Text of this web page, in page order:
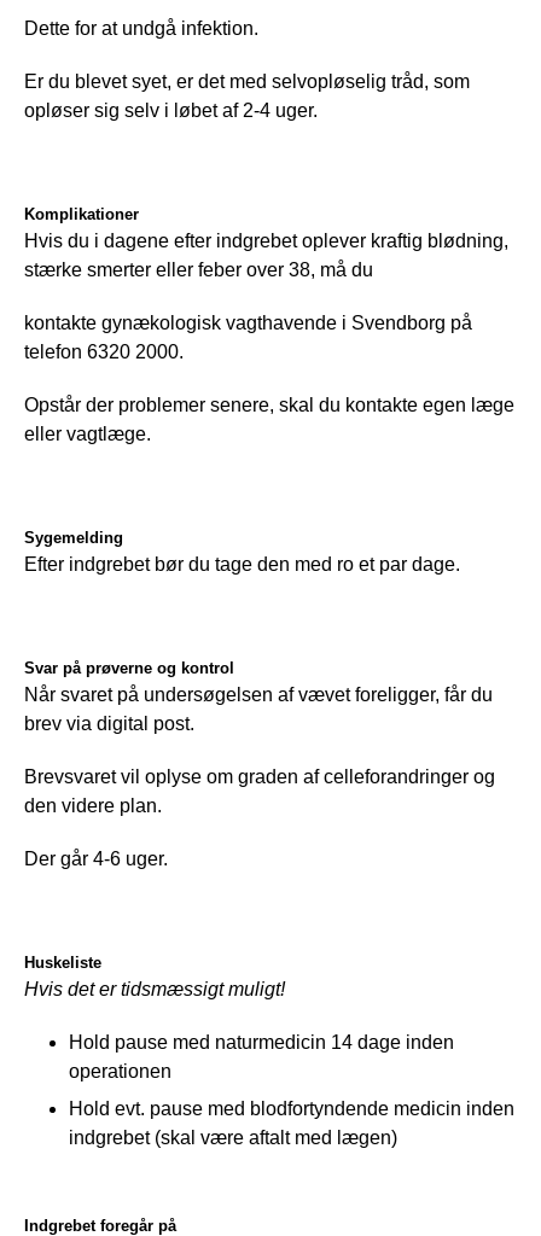
Dette for at undgå infektion.
Er du blevet syet, er det med selvopløselig tråd, som
opløser sig selv i løbet af 2-4 uger.
Komplikationer
Hvis du i dagene efter indgrebet oplever kraftig blødning,
stærke smerter eller feber over 38, må du
kontakte gynækologisk vagthavende i Svendborg på
telefon 6320 2000.
Opstår der problemer senere, skal du kontakte egen læge
eller vagtlæge.
Sygemelding
Efter indgrebet bør du tage den med ro et par dage.
Svar på prøverne og kontrol
Når svaret på undersøgelsen af vævet foreligger, får du
brev via digital post.
Brevsvaret vil oplyse om graden af celleforandringer og
den videre plan.
Der går 4-6 uger.
Huskeliste
Hvis det er tidsmæssigt muligt!
Hold pause med naturmedicin 14 dage inden
operationen
Hold evt. pause med blodfortyndende medicin inden
indgrebet (skal være aftalt med lægen)
Indgrebet foregår på